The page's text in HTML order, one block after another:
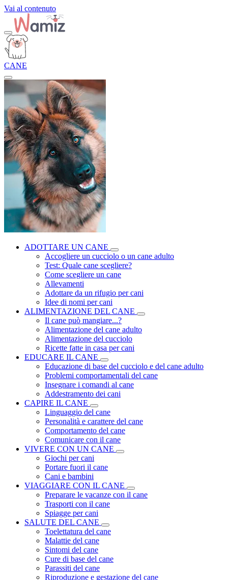
Vai al contenuto
CANE
ADOTTARE UN CANE
Accogliere un cucciolo o un cane adulto
Test: Quale cane scegliere?
Come scegliere un cane
Allevamenti
Adottare da un rifugio per cani
Idee di nomi per cani
ALIMENTAZIONE DEL CANE
Il cane può mangiare...?
Alimentazione del cane adulto
Alimentazione del cucciolo
Ricette fatte in casa per cani
EDUCARE IL CANE
Educazione di base del cucciolo e del cane adulto
Problemi comportamentali del cane
Insegnare i comandi al cane
Addestramento dei cani
CAPIRE IL CANE
Linguaggio del cane
Personalità e carattere del cane
Comportamento del cane
Comunicare con il cane
VIVERE CON UN CANE
Giochi per cani
Portare fuori il cane
Cani e bambini
VIAGGIARE CON IL CANE
Preparare le vacanze con il cane
Trasporti con il cane
Spiagge per cani
SALUTE DEL CANE
Toelettatura del cane
Malattie del cane
Sintomi del cane
Cure di base del cane
Parassiti del cane
Riproduzione e gestazione del cane